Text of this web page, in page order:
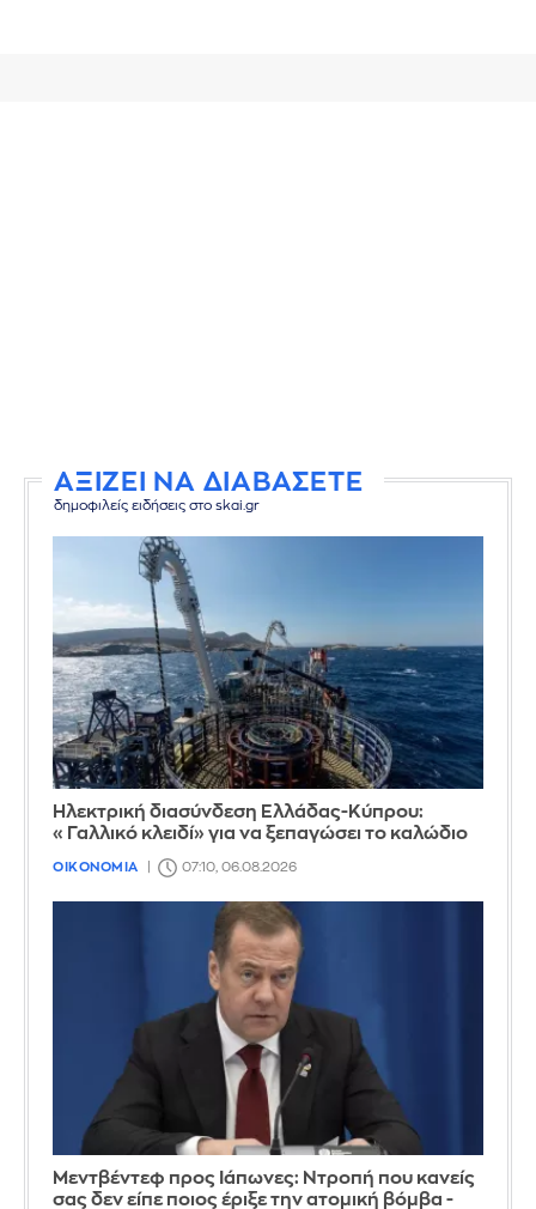
ΑΞΙΖΕΙ ΝΑ ΔΙΑΒΑΣΕΤΕ
δημοφιλείς ειδήσεις στο skai.gr
Ηλεκτρική διασύνδεση Ελλάδας-Κύπρου:
«Γαλλικό κλειδί» για να ξεπαγώσει το καλώδιο
ΟΙΚΟΝΟΜΙΑ 07:10, 06.08.2026
Μεντβέντεφ προς Ιάπωνες: Ντροπή που κανείς
σας δεν είπε ποιος έριξε την ατομική βόμβα -